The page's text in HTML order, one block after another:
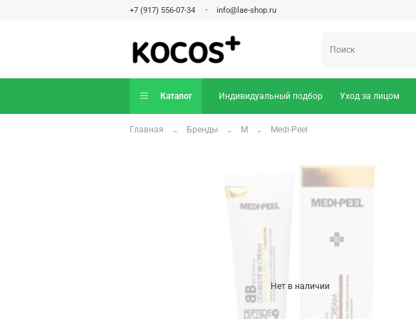
+7 (917) 556-07-34 info@lae-shop.ru
Каталог Индивидуальный подбор Уход за лицом
Главная Бренды M Medi-Peel
Нет в наличии